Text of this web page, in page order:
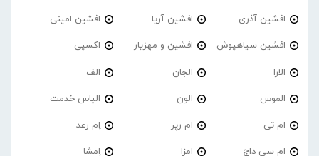
افشین آذری افشین آریا افشین امینی
افشین سیاهپوش افشین و مهزیار اکسپی
الارا الجان الف
الموس الون الیاس خدمت
ام تی ام رپر اِم رعد
ام سی داج امزا اِمشا